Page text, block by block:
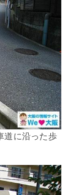
道に沿った歩